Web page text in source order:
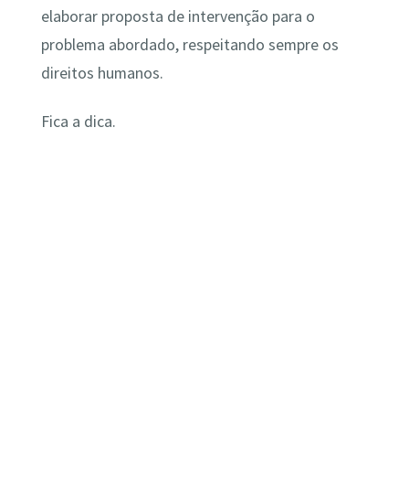
elaborar proposta de intervenção para o
problema abordado, respeitando sempre os
direitos humanos.
Fica a dica.